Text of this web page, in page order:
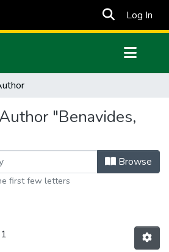
Log In
"Benavides,
Browse
first few letters